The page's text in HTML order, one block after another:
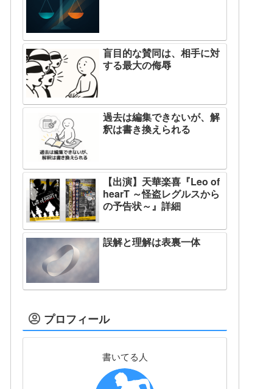
盲目的な賛同は、相手に対
する最大の侮辱
過去は編集できないが、解
釈は書き換えられる
【出演】天華楽喜『Leo of
hearT ～怪盗レグルスから
の予告状～』詳細
誤解と理解は表裏一体
プロフィール
書いてる人